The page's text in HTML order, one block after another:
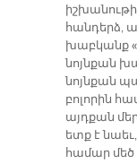
հանդերձ,
խաբկանք
նոյնքան
նոյնքան
բոլորին
այդքան
ետք է
համար